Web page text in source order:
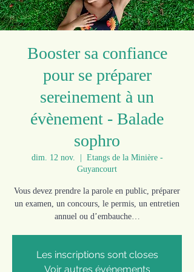
Booster sa confiance
pour se préparer
sereinement à un
évènement - Balade
sophro
dim. 12 nov.
Etangs de la Minière -
Guyancourt
Vous devez prendre la parole en public, préparer
un examen, un concours, le permis, un entretien
annuel ou d’embauche…
Les inscriptions sont closes
Voir autres événements